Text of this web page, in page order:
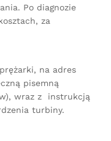
Po diagnozie
za
na adres
pisemną
wraz z instrukcją
turbiny.